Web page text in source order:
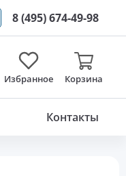
8 (495) 674-49-98
Избранное Корзина
Контакты
р./шт.